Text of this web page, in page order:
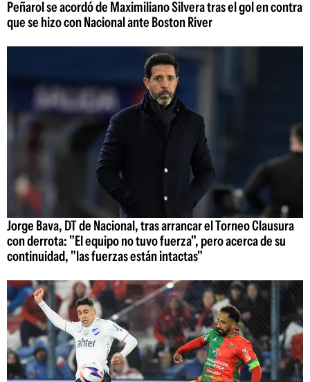
Peñarol se acordó de Maximiliano Silvera tras el gol en contra
que se hizo con Nacional ante Boston River
Jorge Bava, DT de Nacional, tras arrancar el Torneo Clausura
con derrota: "El equipo no tuvo fuerza", pero acerca de su
continuidad, "las fuerzas están intactas"